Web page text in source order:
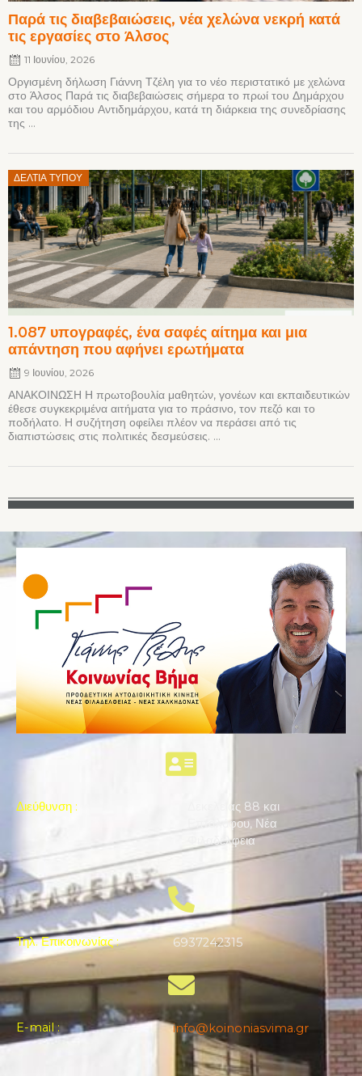
Παρά τις διαβεβαιώσεις, νέα χελώνα νεκρή κατά
τις εργασίες στο Άλσος
11 Ιουνίου, 2026
Οργισμένη δήλωση Γιάννη Τζέλη για το νέο περιστατικό με χελώνα
στο Άλσος Παρά τις διαβεβαιώσεις σήμερα το πρωί του Δημάρχου
και του αρμόδιου Αντιδημάρχου, κατά τη διάρκεια της συνεδρίασης
της ...
ΔΕΛΤΊΑ ΤΎΠΟΥ
1.087 υπογραφές, ένα σαφές αίτημα και μια
απάντηση που αφήνει ερωτήματα
Posted
on
9 Ιουνίου, 2026
ΑΝΑΚΟΙΝΩΣΗ Η πρωτοβουλία μαθητών, γονέων και εκπαιδευτικών
έθεσε συγκεκριμένα αιτήματα για το πράσινο, τον πεζό και το
ποδήλατο. Η συζήτηση οφείλει πλέον να περάσει από τις
διαπιστώσεις στις πολιτικές δεσμεύσεις. ...
Διεύθυνση :
Δεκελείας 88 και
Επταλόφου, Νέα
Φιλαδέλφεια
Τηλ. Επικοινωνίας : 6937242315
E-mail : info@koinoniasvima.gr